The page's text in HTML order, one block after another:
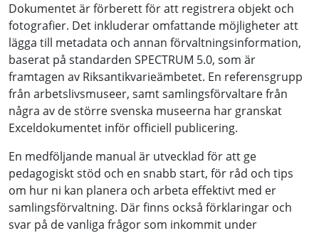
Dokumentet är förberett för att registrera objekt och
fotografier. Det inkluderar omfattande möjligheter att
lägga till metadata och annan förvaltningsinformation,
baserat på standarden SPECTRUM 5.0, som är
framtagen av Riksantikvarieämbetet. En referensgrupp
från arbetslivsmuseer, samt samlingsförvaltare från
några av de större svenska museerna har granskat
Exceldokumentet inför officiell publicering.
En medföljande manual är utvecklad för att ge
pedagogiskt stöd och en snabb start, för råd och tips
om hur ni kan planera och arbeta effektivt med er
samlingsförvaltning. Där finns också förklaringar och
svar på de vanliga frågor som inkommit under